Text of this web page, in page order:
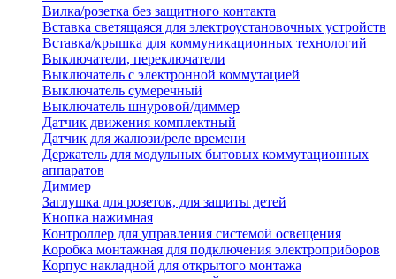
Вилка/розетка без защитного контакта
Вставка светящаяся для электроустановочных устройств
Вставка/крышка для коммуникационных технологий
Выключатели, переключатели
Выключатель с электронной коммутацией
Выключатель сумеречный
Выключатель шнуровой/диммер
Датчик движения комплектный
Датчик для жалюзи/реле времени
Держатель для модульных бытовых коммутационных
аппаратов
Диммер
Заглушка для розеток, для защиты детей
Кнопка нажимная
Контроллер для управления системой освещения
Коробка монтажная для подключения электроприборов
Корпус накладной для открытого монтажа